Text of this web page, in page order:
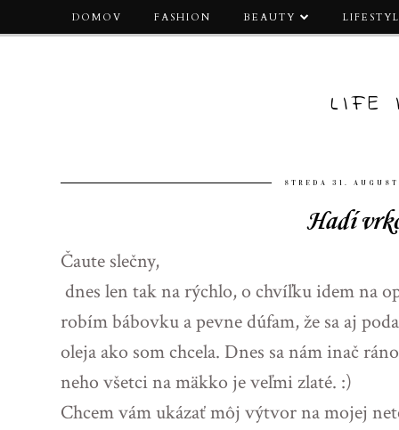
DOMOV FASHION BEAUTY
LIFE
STREDA 31.
Hadí
Čaute slečny,
dnes len tak na rýchlo, o chvíľku idem na
robím bábovku a pevne dúfam, že sa aj
oleja ako som chcela. Dnes sa nám inač
neho všetci na mäkko je veľmi zlaté. :)
Chcem vám ukázať môj výtvor na mojej